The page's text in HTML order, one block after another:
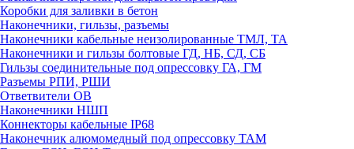
Коробки для заливки в бетон
Наконечники, гильзы, разъемы
Наконечники кабельные неизолированные ТМЛ, ТА
Наконечники и гильзы болтовые ГД, НБ, СД, СБ
Гильзы соединительные под опрессовку ГА, ГМ
Разъемы РПИ, РШИ
Ответвители ОВ
Наконечники НШП
Коннекторы кабельные IP68
Наконечник алюмомедный под опрессовку ТАМ